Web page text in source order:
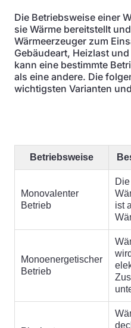
Die Betriebsweise einer
sie Wärme bereitstellt
Wärmeerzeuger zum
Gebäudeart, Heizlast
kann eine bestimmte
als eine andere. Die
wichtigsten Varianten
Betriebsweise
Monovalenter
Betrieb
Die
ist
Monoenergetischer
Betrieb